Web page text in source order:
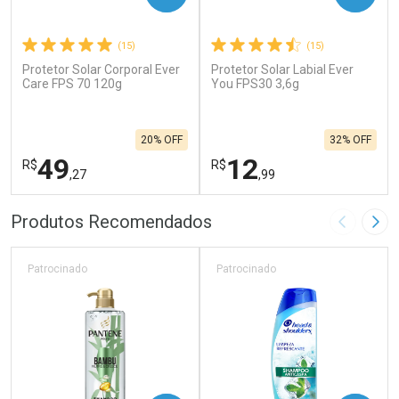
(15)
Protetor Solar Corporal Ever
Care FPS 70 120g
R$49,27
20% OFF
FECHAR
Laboratório
FECHAR
Por Menos
(15)
Protetor Solar Labial Ever
You FPS30 3,6g
R$12,99
32% OFF
Laboratório
Por Menos
Produtos Recomendados Imagem
Patrocinado Patrocinado